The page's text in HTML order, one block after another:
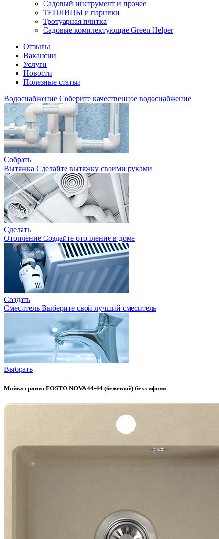
Садовый инструмент и прочее
ТЕПЛИЦЫ и парники
Тротуарная плитка
Садовые комплектующие Green Helper
Отзывы
Вакансии
Услуги
Новости
Полезные статьи
Водоснабжение Соберите качественное водоснабжение
Собрать
Вытяжка Сделайте вытяжку своими руками
Сделать
Отопление Создайте отопление в доме
Создать
Смеситель Выберите свой лучший смеситель
Выбрать
Мойка гранит FOSTO NOVA 44-44 (бежевый) без сифона